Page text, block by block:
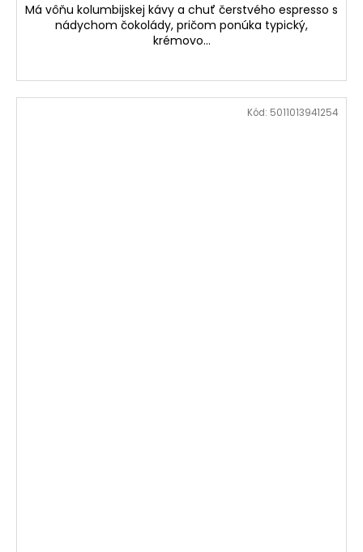
Má vôňu kolumbijskej kávy a chuť čerstvého espresso s
nádychom čokolády, pričom ponúka typický,
krémovo...
Kód: 5011013941254